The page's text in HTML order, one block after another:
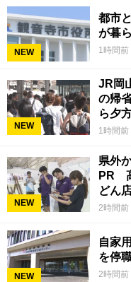
NEW
都市
が暮
1時間前
NEW
JR岡
の帰
ら夕
1時間前
NEW
県外
PR
どん
2時間前
NEW
自家
を停
2時間前